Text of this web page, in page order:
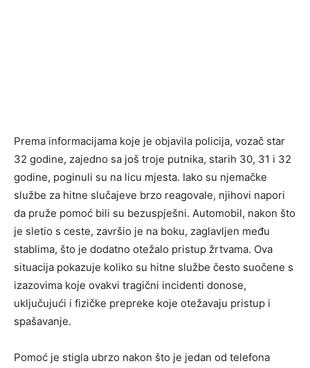
Prema informacijama koje je objavila policija, vozač star
32 godine, zajedno sa još troje putnika, starih 30, 31 i 32
godine, poginuli su na licu mjesta. Iako su njemačke
službe za hitne slučajeve brzo reagovale, njihovi napori
da pruže pomoć bili su bezuspješni. Automobil, nakon što
je sletio s ceste, završio je na boku, zaglavljen među
stablima, što je dodatno otežalo pristup žrtvama. Ova
situacija pokazuje koliko su hitne službe često suočene s
izazovima koje ovakvi tragični incidenti donose,
uključujući i fizičke prepreke koje otežavaju pristup i
spašavanje.
Pomoć je stigla ubrzo nakon što je jedan od telefona